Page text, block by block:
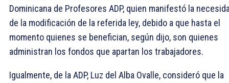
Dominicana de Profesores ADP, quien manifestó la
de la modificación de la referida ley, debido a que hasta el
momento quienes se benefician, según dijo, son quienes
administran los fondos que apartan los trabajadores.
Igualmente, de la ADP, Luz del Alba Ovalle, consideró que la